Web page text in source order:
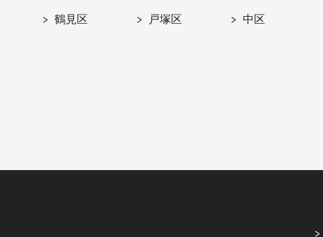
鶴見区 戸塚区 中区